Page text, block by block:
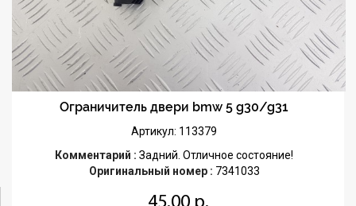
Ограничитель двери bmw 5 g30/g31
Артикул: 113379
Комментарий : Задний. Отличное состояние!
Оригинальный номер : 7341033